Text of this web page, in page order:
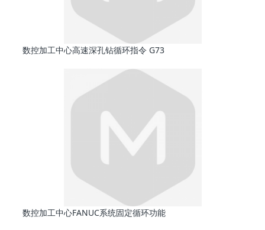
数控加工中心高速深孔钻循环指令 G73
数控加工中心FANUC系统固定循环功能